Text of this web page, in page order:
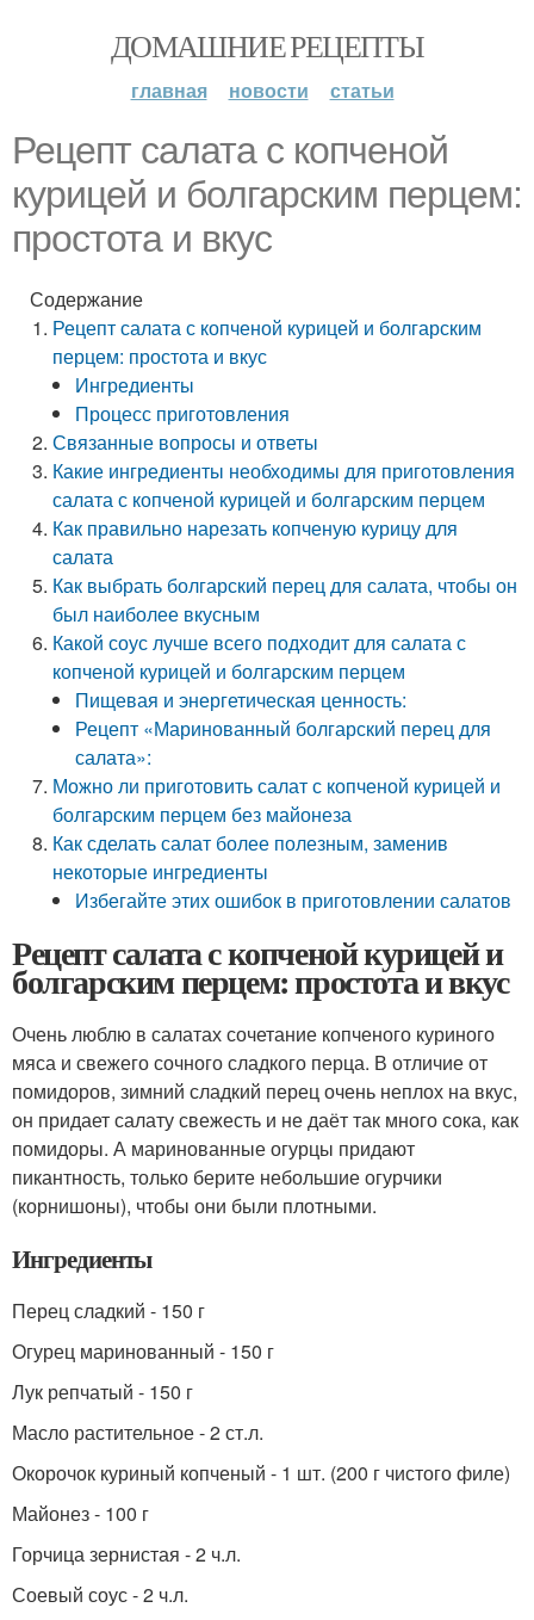
ДОМАШНИЕ РЕЦЕПТЫ
главная новости статьи
Рецепт салата с копченой
курицей и болгарским перцем:
простота и вкус
Содержание
Рецепт салата с копченой курицей и болгарским
перцем: простота и вкус
Ингредиенты
Процесс приготовления
Связанные вопросы и ответы
Какие ингредиенты необходимы для приготовления
салата с копченой курицей и болгарским перцем
Как правильно нарезать копченую курицу для
салата
Как выбрать болгарский перец для салата, чтобы он
был наиболее вкусным
Какой соус лучше всего подходит для салата с
копченой курицей и болгарским перцем
Пищевая и энергетическая ценность:
Рецепт «Маринованный болгарский перец для
салата»:
Можно ли приготовить салат с копченой курицей и
болгарским перцем без майонеза
Как сделать салат более полезным, заменив
некоторые ингредиенты
Избегайте этих ошибок в приготовлении салатов
Рецепт салата с копченой курицей и
болгарским перцем: простота и вкус
Очень люблю в салатах сочетание копченого куриного
мяса и свежего сочного сладкого перца. В отличие от
помидоров, зимний сладкий перец очень неплох на вкус,
он придает салату свежесть и не даёт так много сока, как
помидоры. А маринованные огурцы придают
пикантность, только берите небольшие огурчики
(корнишоны), чтобы они были плотными.
Ингредиенты
Перец сладкий - 150 г
Огурец маринованный - 150 г
Лук репчатый - 150 г
Масло растительное - 2 ст.л.
Окорочок куриный копченый - 1 шт. (200 г чистого филе)
Майонез - 100 г
Горчица зернистая - 2 ч.л.
Соевый соус - 2 ч.л.